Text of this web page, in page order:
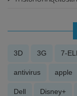
3D 3G 7-
antivirus apple
Dell Disney+